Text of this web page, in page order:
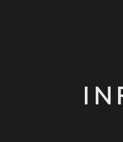
CINÉMA